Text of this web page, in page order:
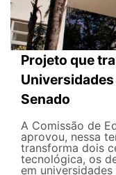
Projeto que
Senado
A Comissão de
aprovou, nessa
transforma dois
tecnológica, os
em